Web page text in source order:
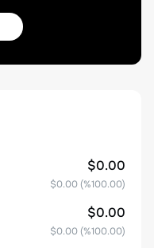
$0.00
$0.00 (%100.00)
$0.00
$0.00 (%100.00)